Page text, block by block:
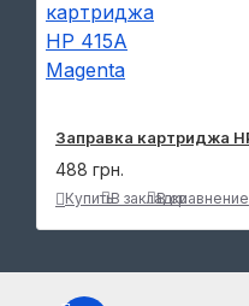
Заправка картриджа
488 грн.
КупитьВ закладкиВ сравнение